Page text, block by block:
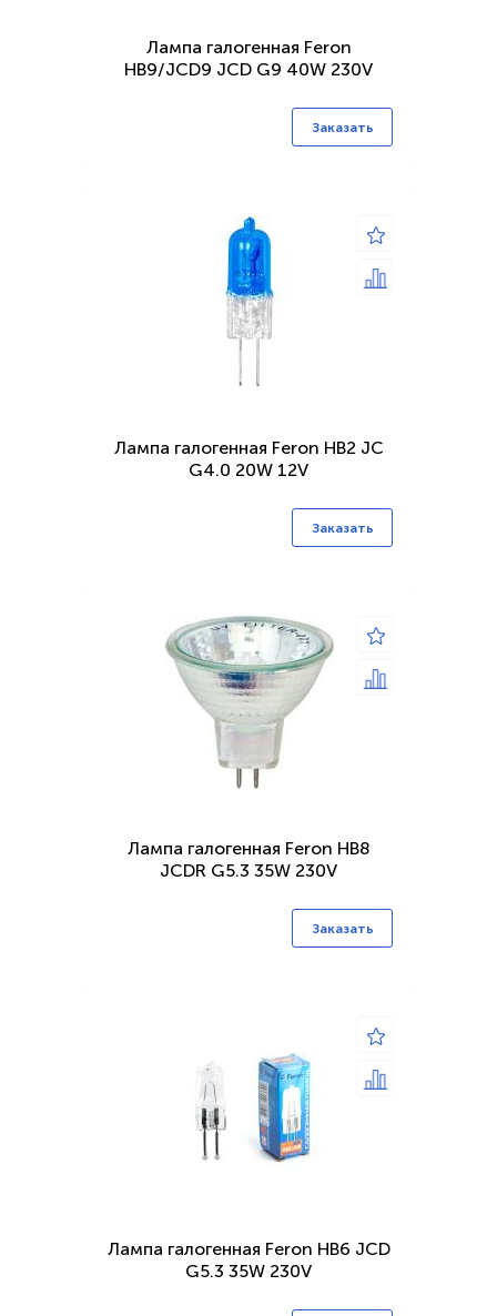
Лампа галогенная Feron
HB9/JCD9 JCD G9 40W 230V
Заказать
Лампа галогенная Feron HB2 JC
G4.0 20W 12V
Заказать
Лампа галогенная Feron HB8
JCDR G5.3 35W 230V
Заказать
Лампа галогенная Feron HB6 JCD
G5.3 35W 230V